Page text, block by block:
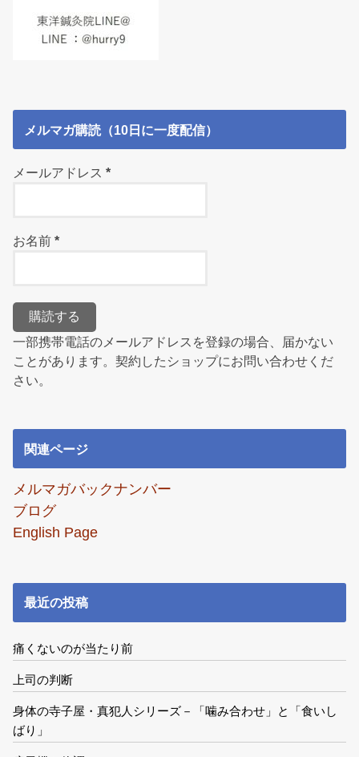
メルマガ購読（10日に一度配信）
メールアドレス*
お名前*
一部携帯電話のメールアドレスを登録の場合、届かない
ことがあります。契約したショップにお問い合わせくだ
さい。
関連ページ
メルマガバックナンバー
ブログ
English Page
最近の投稿
痛くないのが当たり前
上司の判断
身体の寺子屋・真犯人シリーズ－「噛み合わせ」と「食いし
ばり」